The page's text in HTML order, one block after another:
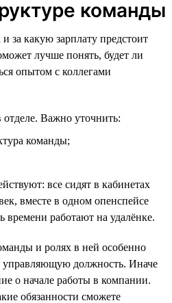
команды
за какую зарплату предстоит
лучше понять, будет ли
опытом с коллегами
отделе. Важно уточнить:
команды;
все сидят в кабинетах
вместе в одном опенспейсе
времени работают на удалёнке.
и ролях в ней особенно
управляющую должность. Иначе
о начале работы в компании.
обязанности сможете